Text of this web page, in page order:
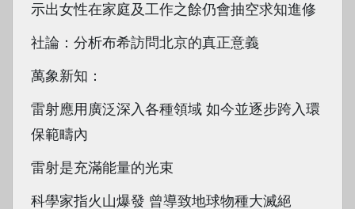
示出女性在家庭及工作之餘仍會抽空求知進修
社論：分析布希訪問北京的真正意義
萬象新知：
雷射應用廣泛深入各種領域 如今並逐步跨入環
保範疇內
雷射是充滿能量的光束
科學家指火山爆發 曾導致地球物種大滅絕